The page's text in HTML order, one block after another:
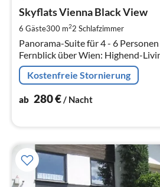
Skyflats Vienna Black View
6 Gäste300 m22 Schlafzimmer
Panorama-Suite für 4 - 6
Fernblick über Wien: Highend-
Obergeschoss.
Kostenfreie Stornierung
ab 280€/ Nacht